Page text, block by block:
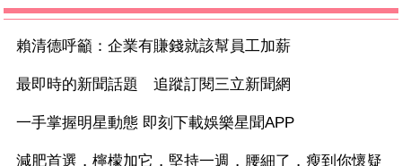
賴清德呼籲：企業有賺錢就該幫員工加薪
最即時的新聞話題 追蹤訂閱三立新聞網
一手掌握明星動態 即刻下載娛樂星聞APP
減肥首選，檸檬加它，堅持一週，腰細了，瘦到你懷疑